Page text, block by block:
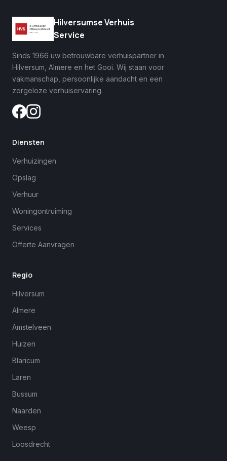
Hilversumse Verhuis
Service
Sinds 1966 uw betrouwbare verhuispartner in
Hilversum, Almere en het Gooi. Wij staan voor
vakmanschap, persoonlijke aandacht en een
zorgeloze verhuiservaring.
Diensten
Verhuizingen
Opslag
Verhuur
Woningontruiming
Services
Offerte Aanvragen
Regio
Hilversum
Almere
Amstelveen
Huizen
Blaricum
Laren
Bussum
Naarden
Weesp
LoosdrechtMargreet